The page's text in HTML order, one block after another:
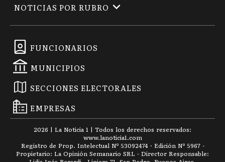
FUNCIONARIOS
MUNICIPIOS
SECCIONES ELECTORALES
EMPRESAS
NOTICIAS POR RUBRO
2026 | La Noticia 1 | Todos los derechos reservados:
www.lanoticia1.com
Registro de Prop. Intelectual Nº 53092474 · Edición Nº 5967 -
Propietario: La Opinión Semanario SRL - Director Responsable: